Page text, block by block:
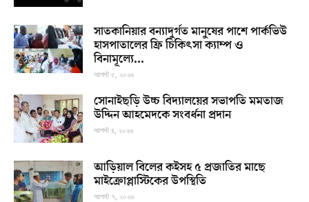
সাতকানিয়ার বন্যাদুর্গত মানুষের পাশে পার্কভিউ
হাসপাতালের ফ্রি চিকিৎসা ক্যাম্প ও
বিনামূল্যে...
আগস্ট ৫, ২০২৬
সোনাইছড়ি উচ্চ বিদ্যালয়ের সভাপতি মমতাজ
উদ্দিন আহমেদকে সংবর্ধনা প্রদান
আগস্ট ৪, ২০২৬
আড়িয়াল বিলের কইসহ ৫ প্রজাতির মাছে
মাইক্রোপ্লাস্টিকের উপস্থিতি
আগস্ট ৭, ২০২৬